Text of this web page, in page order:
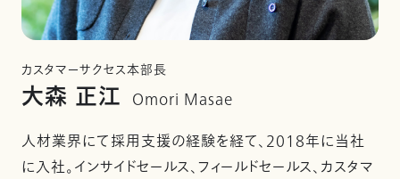
カスタマーサクセス本部長
大森 正江
Omori Masae
人材業界にて採用支援の経験を経て、2018年に当社
に入社。インサイドセールス、フィールドセールス、カスタマ